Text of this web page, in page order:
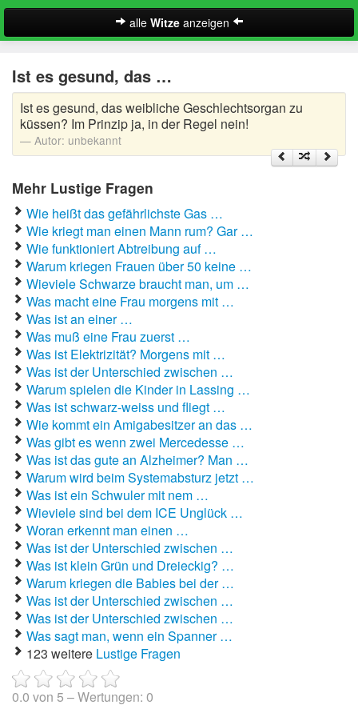
alle Witzeanzeigen
A-Klasse Witze
Akademiker Witze
Al Bundy Sprüche
Alle Kinder Sprüche
Anrufbeantworter Ansagen
Antiwitze
Anwaltswitze
Arbeitswitze
Arztwitze
Autoaufkleber Sprüche
Bankerwitze
Bart Simpson Sprüche
Bauernregeln
Bauernwitze
Bayern Witze
Beamtenwitze
Bierwitze
Bill Clinton Witze
Blondinenwitze
Suche
Ist es gesund, das …
Ist es gesund, das weibliche Geschlechtsorgan zu
küssen? Im Prinzip ja, in der Regel nein!
Autor: unbekannt
Mehr Lustige Fragen
Wie heißt das gefährlichste Gas …
Wie kriegt man einen Mann rum? Gar …
Wie funktioniert Abtreibung auf …
Warum kriegen Frauen über 50 keine …
Wieviele Schwarze braucht man, um …
Was macht eine Frau morgens mit …
Was ist an einer …
Was muß eine Frau zuerst …
Was ist Elektrizität? Morgens mit …
Was ist der Unterschied zwischen …
Warum spielen die Kinder in Lassing …
Was ist schwarz-weiss und fliegt …
Wie kommt ein Amigabesitzer an das …
Was gibt es wenn zwei Mercedesse …
Was ist das gute an Alzheimer? Man …
Warum wird beim Systemabsturz jetzt …
Was ist ein Schwuler mit nem …
Wieviele sind bei dem ICE Unglück …
Woran erkennt man einen …
Was ist der Unterschied zwischen …
Was ist klein Grün und Dreieckig? …
Warum kriegen die Babies bei der …
Was ist der Unterschied zwischen …
Was ist der Unterschied zwischen …
Was sagt man, wenn ein Spanner …
123 weitere Lustige Fragen
0.0 von 5 – Wertungen: 0